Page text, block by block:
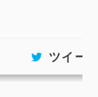
ツイー